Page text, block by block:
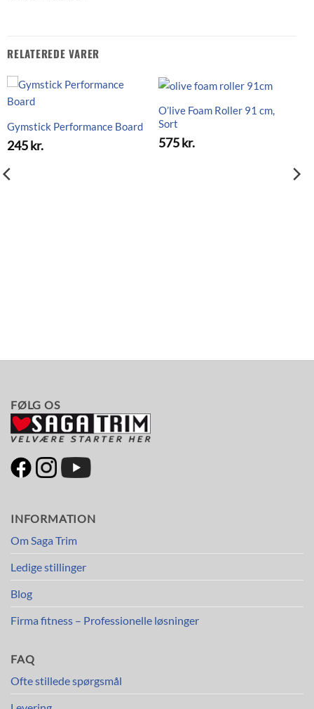
RELATEREDE VARER
Gymstick Performance Board
245kr.
O’live Foam Roller 91 cm,
Sort
575kr.
FØLG OS
INFORMATION
Om Saga Trim
Ledige stillinger
Blog
Firma fitness – Professionelle løsninger
FAQ
Ofte stillede spørgsmål